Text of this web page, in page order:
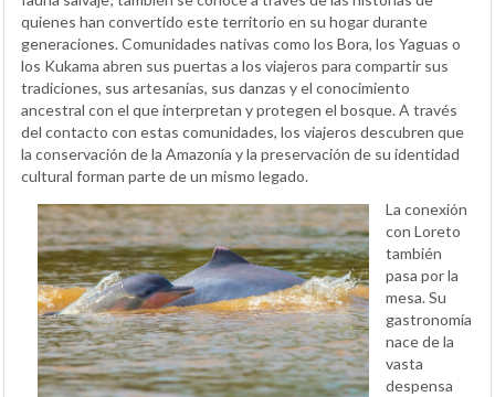
quienes han convertido este territorio en su hogar durante
generaciones. Comunidades nativas como los Bora, los Yaguas o
los Kukama abren sus puertas a los viajeros para compartir sus
tradiciones, sus artesanías, sus danzas y el conocimiento
ancestral con el que interpretan y protegen el bosque. A través
del contacto con estas comunidades, los viajeros descubren que
la conservación de la Amazonía y la preservación de su identidad
cultural forman parte de un mismo legado.
La conexión
con Loreto
también
pasa por la
mesa. Su
gastronomía
nace de la
vasta
despensa